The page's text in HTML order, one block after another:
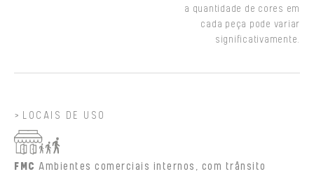
a quantidade de cores em
cada peça pode variar
significativamente.
LOCAIS DE USO
FMC Ambientes comerciais internos, com trânsito